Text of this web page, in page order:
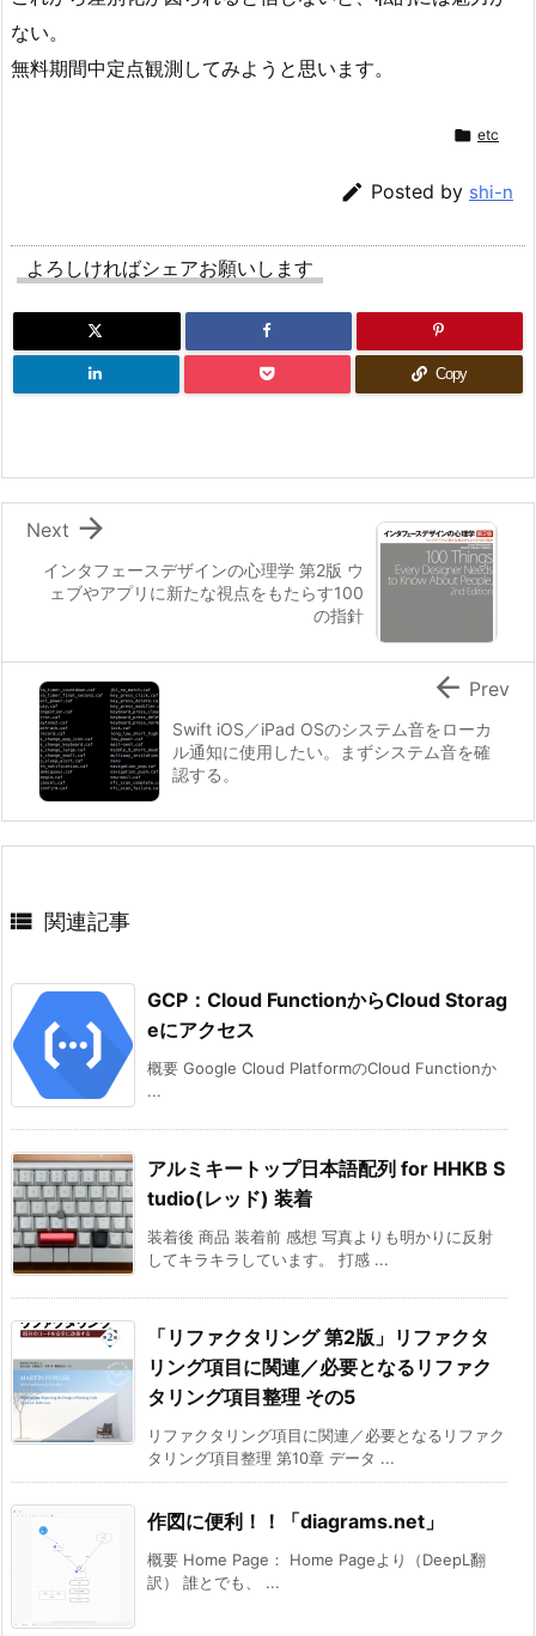
ない。
無料期間中定点観測してみようと思います。
 etc
 Posted by shi-n
よろしければシェアお願いします
Copy
インタフェースデザインの心理学 第2版 ウ
ェブやアプリに新たな視点をもたらす100
の指針

Next
Swift iOS／iPad OSのシステム音をローカ
ル通知に使用したい。まずシステム音を確
認する。
 Prev
 関連記事
GCP：Cloud FunctionからCloud Storag
eにアクセス
概要 Google Cloud PlatformのCloud Functionか
...
アルミキートップ日本語配列 for HHKB S
tudio(レッド) 装着
装着後 商品 装着前 感想 写真よりも明かりに反射
してキラキラしています。 打感 ...
「リファクタリング 第2版」リファクタ
リング項目に関連／必要となるリファク
タリング項目整理 その5
リファクタリング項目に関連／必要となるリファク
タリング項目整理 第10章 データ ...
作図に便利！！「diagrams.net」
概要 Home Page： Home Pageより（DeepL翻
訳） 誰とでも、 ...